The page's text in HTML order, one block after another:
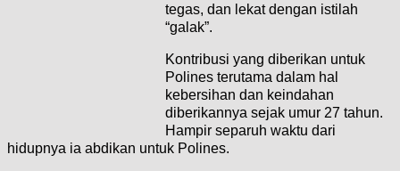
tegas, dan lekat dengan istilah
“galak”.
Kontribusi yang diberikan untuk
Polines terutama dalam hal
kebersihan dan keindahan
diberikannya sejak umur 27 tahun.
Hampir separuh waktu dari
hidupnya ia abdikan untuk Polines.